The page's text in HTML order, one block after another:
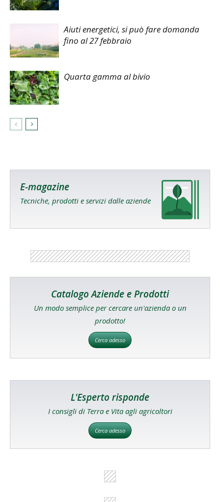
Aiuti energetici, si può fare domanda
fino al 27 febbraio
Quarta gamma al bivio
E-magazine
Tecniche, prodotti e servizi dalle aziende
Catalogo Aziende e Prodotti
Un modo semplice per cercare un'azienda o un
prodotto!
Cerca adesso
L'Esperto risponde
I consigli di Terra e Vita agli agricoltori
Cerca adesso